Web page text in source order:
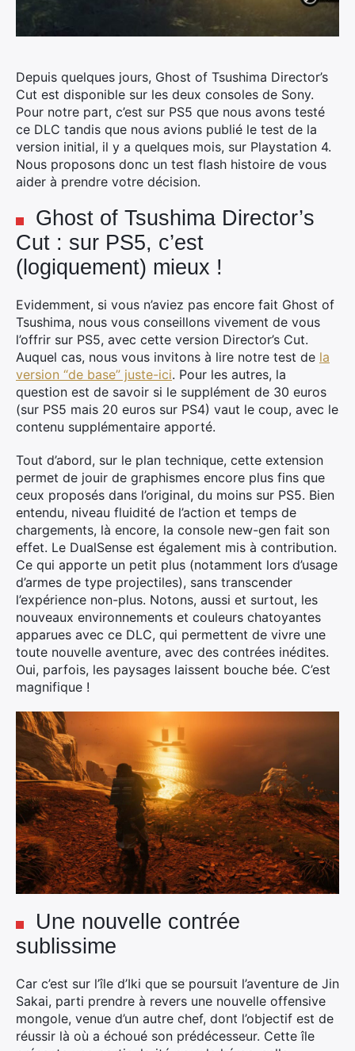
Depuis quelques jours, Ghost of Tsushima Director’s
Cut est disponible sur les deux consoles de Sony.
Pour notre part, c’est sur PS5 que nous avons testé
ce DLC tandis que nous avions publié le test de la
version initial, il y a quelques mois, sur Playstation 4.
Nous proposons donc un test flash histoire de vous
aider à prendre votre décision.
Ghost of Tsushima Director’s
Cut : sur PS5, c’est
(logiquement) mieux !
Evidemment, si vous n’aviez pas encore fait Ghost of
Tsushima, nous vous conseillons vivement de vous
l’offrir sur PS5, avec cette version Director’s Cut.
Auquel cas, nous vous invitons à lire notre test de la
version “de base” juste-ici. Pour les autres, la
question est de savoir si le supplément de 30 euros
(sur PS5 mais 20 euros sur PS4) vaut le coup, avec le
contenu supplémentaire apporté.
Tout d’abord, sur le plan technique, cette extension
permet de jouir de graphismes encore plus fins que
ceux proposés dans l’original, du moins sur PS5. Bien
entendu, niveau fluidité de l’action et temps de
chargements, là encore, la console new-gen fait son
effet. Le DualSense est également mis à contribution.
Ce qui apporte un petit plus (notamment lors d’usage
d’armes de type projectiles), sans transcender
l’expérience non-plus. Notons, aussi et surtout, les
nouveaux environnements et couleurs chatoyantes
apparues avec ce DLC, qui permettent de vivre une
toute nouvelle aventure, avec des contrées inédites.
Oui, parfois, les paysages laissent bouche bée. C’est
magnifique !
Une nouvelle contrée
sublissime
Car c’est sur l’île d’Iki que se poursuit l’aventure de Jin
Sakai, parti prendre à revers une nouvelle offensive
mongole, venue d’un autre chef, dont l’objectif est de
réussir là où a échoué son prédécesseur. Cette île